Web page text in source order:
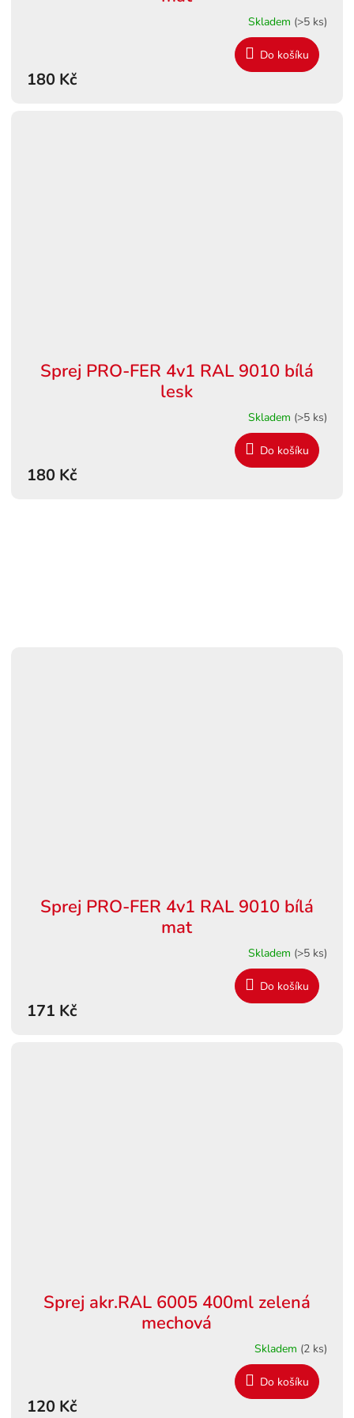
Skladem (>5 ks)
180 Kč
Do košíku
Sprej PRO-FER 4v1 RAL 9010 bílá
lesk
Skladem (>5 ks)
180 Kč
Do košíku
Sprej PRO-FER 4v1 RAL 9010 bílá
mat
Skladem (>5 ks)
171 Kč
Do košíku
Sprej akr.RAL 6005 400ml zelená
mechová
Skladem (2 ks)
120 Kč
Do košíku